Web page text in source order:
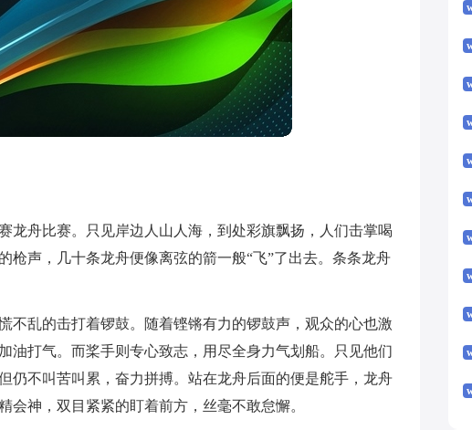
龙舟比赛。只见岸边人山人海，到处彩旗飘扬，人们击掌喝
枪声，几十条龙舟便像离弦的箭一般“飞”了出去。条条龙舟
不乱的击打着锣鼓。随着铿锵有力的锣鼓声，观众的心也激
油打气。而桨手则专心致志，用尽全身力气划船。只见他们
仍不叫苦叫累，奋力拼搏。站在龙舟后面的便是舵手，龙舟
会神，双目紧紧的盯着前方，丝毫不敢怠懈。